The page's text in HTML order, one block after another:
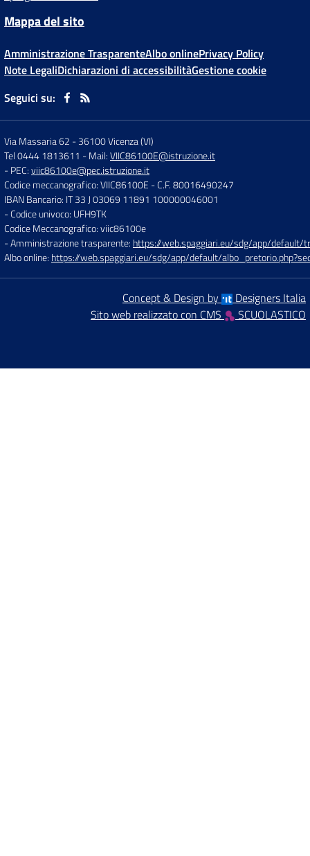
Mappa del sito
Amministrazione TrasparenteAlbo onlinePrivacy Policy
Note LegaliDichiarazioni di accessibilitàGestione cookie
Seguici su:
Via Massaria 62 -36100 Vicenza (VI)
Tel 0444 1813611 - Mail:VIIC86100E@istruzione.it
- PEC:viic86100e@pec.istruzione.it
Codice meccanografico: VIIC86100E - C.F. 80016490247
IBAN Bancario: IT 33 J 03069 11891 100000046001
- Codice univoco: UFH9TK
Codice Meccanografico: viic86100e
- Amministrazione trasparente: https://web.spaggiari.eu/sdg/app/default/
Albo online: https://web.spaggiari.eu/sdg/app/default/
Concept & Design by
Designers Italia
Sito web realizzato con CMS
SCUOLASTICO